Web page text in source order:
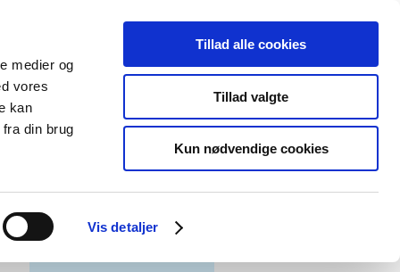
medier og
vores
kan
din brug
Vis detaljer
Tillad alle cookies
Tillad valgte
Kun nødvendige cookies
Særlige
produktområder